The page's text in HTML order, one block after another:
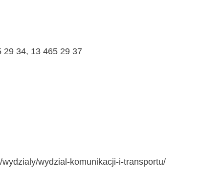
29 34, 13 465 29 37
wydzial-komunikacji-i-transportu/